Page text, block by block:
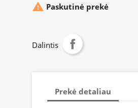
 Paskutinė prekė
Dalintis
Prekė detaliau